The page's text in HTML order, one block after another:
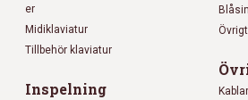
er
Midiklaviatur
Tillbehör klaviatur
Inspelning
Kablar